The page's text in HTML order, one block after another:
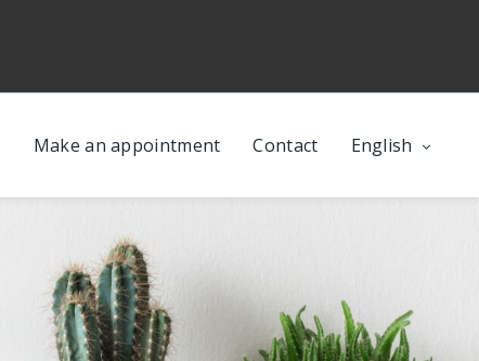
Make an appointment Contact English